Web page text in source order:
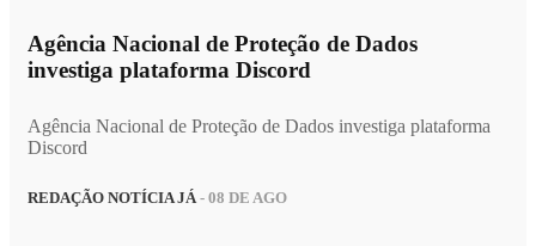
Agência Nacional de Proteção de Dados
investiga plataforma Discord
Agência Nacional de Proteção de Dados investiga plataforma
Discord
REDAÇÃO NOTÍCIA JÁ- 08 DE AGO